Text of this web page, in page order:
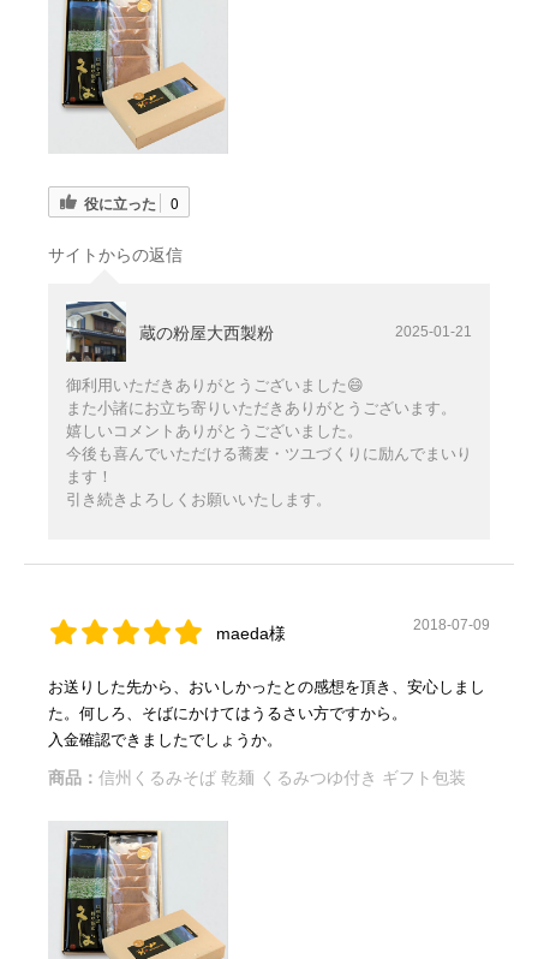
役に立った 0
サイトからの返信
蔵の粉屋大西製粉 2025-01-21
御利用いただきありがとうございました😄
また小諸にお立ち寄りいただきありがとうございます。
嬉しいコメントありがとうございました。
今後も喜んでいただける蕎麦・ツユづくりに励んでまいり
ます！
引き続きよろしくお願いいたします。
maeda様 2018-07-09
お送りした先から、おいしかったとの感想を頂き、安心しまし
た。何しろ、そばにかけてはうるさい方ですから。
入金確認できましたでしょうか。
商品： 信州くるみそば 乾麺 くるみつゆ付き ギフト包装